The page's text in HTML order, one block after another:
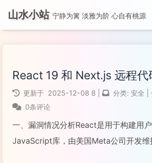
山水小站 宁静为篱 淡雅为阶 心自有桃源
React 19 和 Next.js 远程代
更新于 2025-12-08 8 分类: 安全
0条评论
一、漏洞情况分析React是用于构建用
JavaScript库，由美国Meta公司开发维